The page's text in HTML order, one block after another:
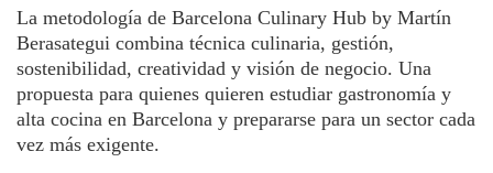
La metodología de Barcelona Culinary Hub by Martín
Berasategui combina técnica culinaria, gestión,
sostenibilidad, creatividad y visión de negocio. Una
propuesta para quienes quieren estudiar gastronomía y
alta cocina en Barcelona y prepararse para un sector cada
vez más exigente.